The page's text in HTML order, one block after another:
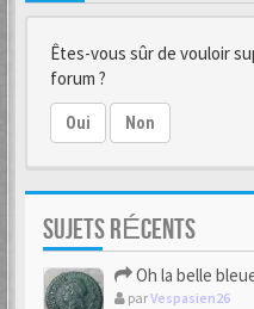
Êtes-vous sûr de vouloir
forum ?
Oui Non
SUJETS RÉCENTS
Oh la belle
parVespasien26